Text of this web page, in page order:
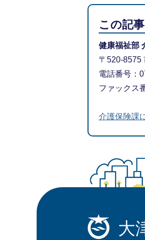
この記
健康福祉部
〒520-8575
電話番号：
ファックス
介護保険課
大